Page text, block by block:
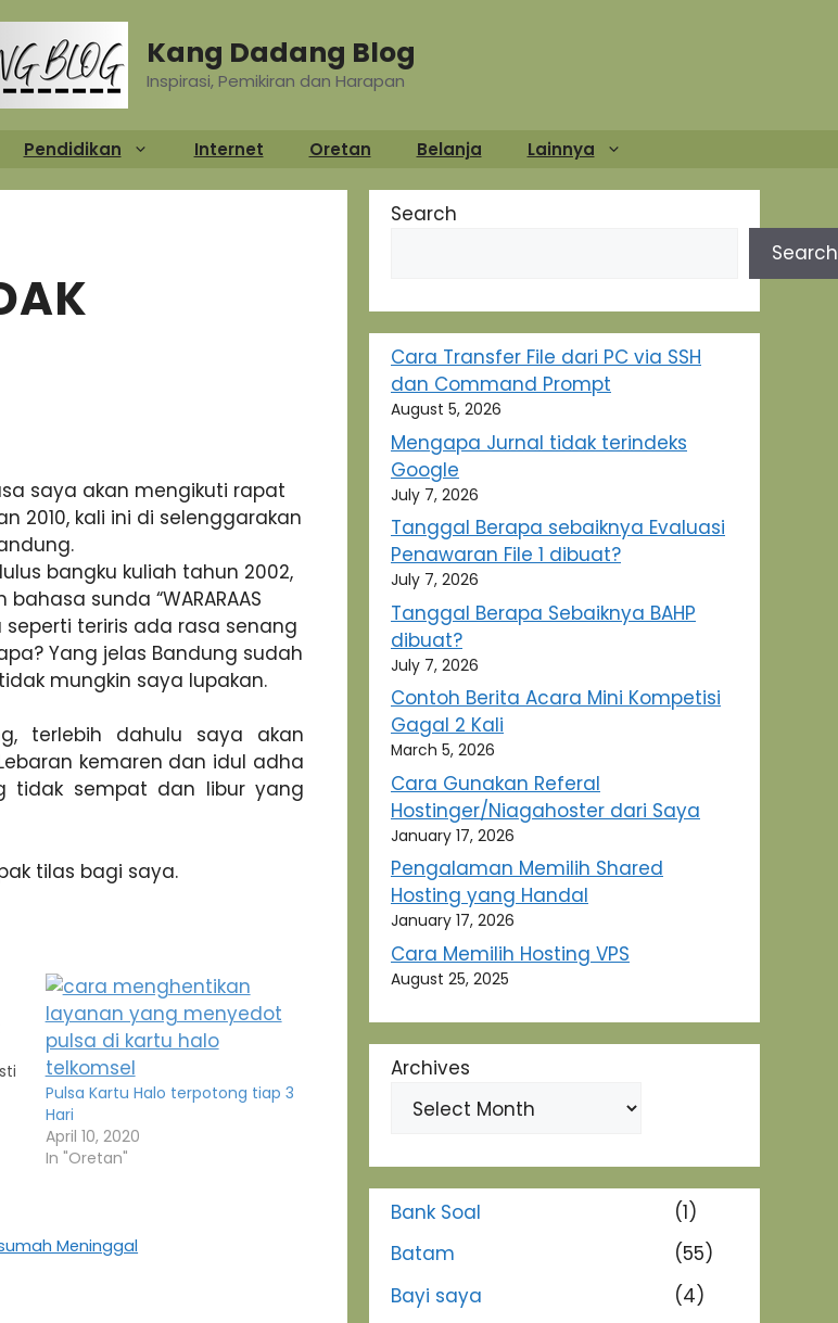
Kang Dadang Blog
Inspirasi, Pemikiran dan Harapan
Pendidikan Internet Oretan Belanja Lainnya
saya akan mengikuti rapat
2010, kali ini di selenggarakan
bangku kuliah tahun 2002,
sunda “WARARAAS
seperti teriris ada rasa senang
Yang jelas Bandung sudah
mungkin saya lupakan.
terlebih dahulu saya akan
kemaren dan idul adha
tidak sempat dan libur yang
tilas bagi saya.
Pulsa Kartu Halo terpotong tiap 3
Hari
April 10, 2020
In "Oretan"
Meninggal
Search
Search
Cara Transfer File dari PC via SSH
dan Command Prompt
August 5, 2026
Mengapa Jurnal tidak terindeks
Google
July 7, 2026
Tanggal Berapa sebaiknya Evaluasi
Penawaran File 1 dibuat?
July 7, 2026
Tanggal Berapa Sebaiknya BAHP
dibuat?
July 7, 2026
Contoh Berita Acara Mini Kompetisi
Gagal 2 Kali
March 5, 2026
Cara Gunakan Referal
Hostinger/Niagahoster dari Saya
January 17, 2026
Pengalaman Memilih Shared
Hosting yang Handal
January 17, 2026
Cara Memilih Hosting VPS
August 25, 2025
Archives
Bank Soal
(1)
Batam
(55)
Bayi saya
(4)